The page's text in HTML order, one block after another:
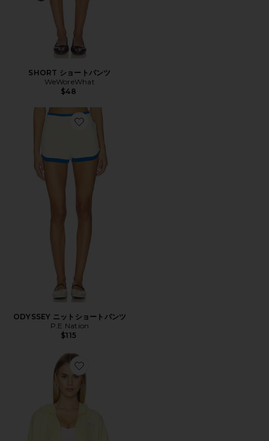
SHORT ショートパンツ
WeWoreWhat
$48
Favorite ODYSSEY ニットショートパンツ
ODYSSEY ニットショートパンツ
P.E Nation
$115
Favorite ALEX パーカー